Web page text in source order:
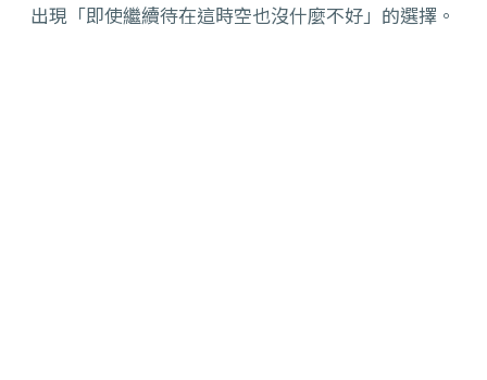
出現「即使繼續待在這時空也沒什麼不好」的選擇。